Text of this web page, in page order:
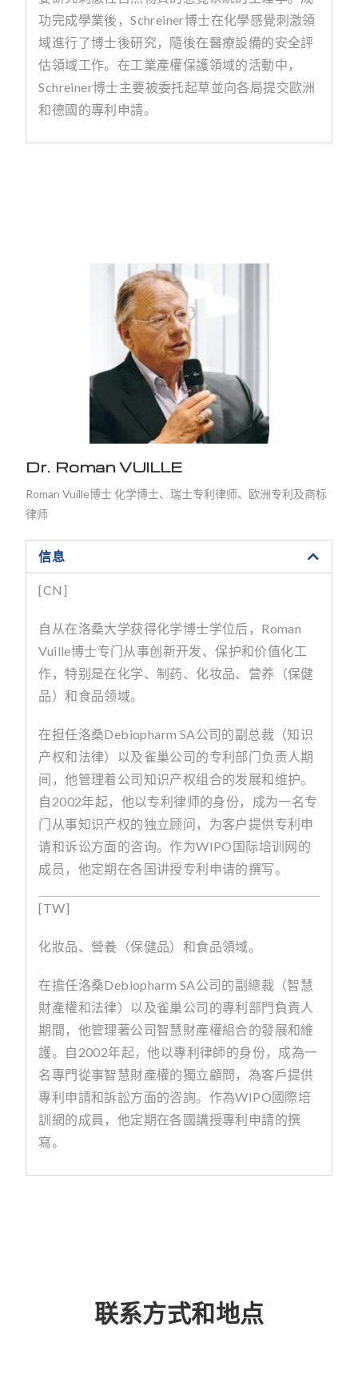
功完成學業後，Schreiner博士在化學感覺刺激領
域進行了博士後研究，隨後在醫療設備的安全評
估領域工作。在工業產權保護領域的活動中，
Schreiner博士主要被委托起草並向各局提交歐洲
和德國的專利申請。
Dr. Roman VUILLE
Roman Vuille博士 化学博士、瑞士专利律师、欧洲专利及商标
律师
信息
[CN]
自从在洛桑大学获得化学博士学位后， Roman
Vuille博士专门从事创新开发、保护和价值化工
作，特别是在化学、制药、化妆品、营养（保健
品）和食品领域。
在担任洛桑Debiopharm SA公司的副总裁（知识
产权和法律）以及雀巢公司的专利部门负责人期
间，他管理着公司知识产权组合的发展和维护。
自 2002年起，他以专利律师的身份，成为一名专
门从事知识产权的独立顾问，为客户提供专利申
请和诉讼方面的咨询。作为WIPO国际培训网的
成员，他定期在各国讲授专利申请的撰写。
[TW]
化妝品、營養（保健品）和食品領域。
在擔任洛桑Debiopharm SA公司的副總裁（智慧
財產權和法律）以及雀巢公司的專利部門負責人
期間，他管理著公司智慧財產權組合的發展和維
護。自 2002年起，他以專利律師的身份，成為一
名專門從事智慧財產權的獨立顧問，為客戶提供
專利申請和訴訟方面的咨詢。作為WIPO國際培
訓網的成員，他定期在各國講授專利申請的撰
寫。
联系方式和地点